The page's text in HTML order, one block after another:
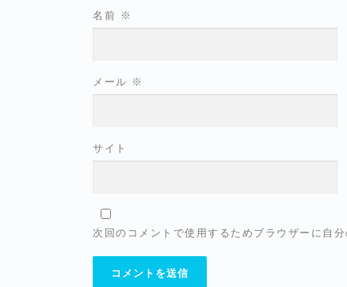
名前 ※
メール ※
サイト
次回のコメントで使用するためブラウザーに自